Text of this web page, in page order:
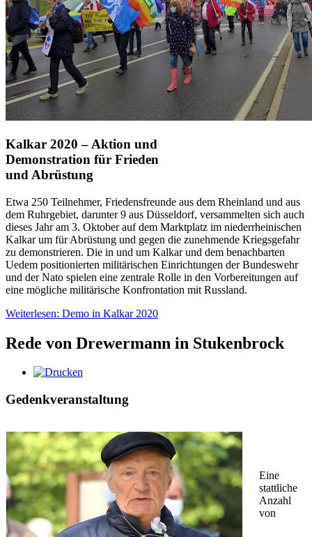
Kalkar 2020 – Aktion und
Demonstration für Frieden
und Abrüstung
Etwa 250 Teilnehmer, Friedensfreunde aus dem Rheinland und aus
dem Ruhrgebiet, darunter 9 aus Düsseldorf, versammelten sich auch
dieses Jahr am 3. Oktober auf dem Marktplatz im niederrheinischen
Kalkar um für Abrüstung und gegen die zunehmende Kriegsgefahr
zu demonstrieren. Die in und um Kalkar und dem benachbarten
Uedem positionierten militärischen Einrichtungen der Bundeswehr
und der Nato spielen eine zentrale Rolle in den Vorbereitungen auf
eine mögliche militärische Konfrontation mit Russland.
Weiterlesen: Demo in Kalkar 2020
Rede von Drewermann in Stukenbrock
Gedenkveranstaltung
Eine
stattliche
Anzahl
von